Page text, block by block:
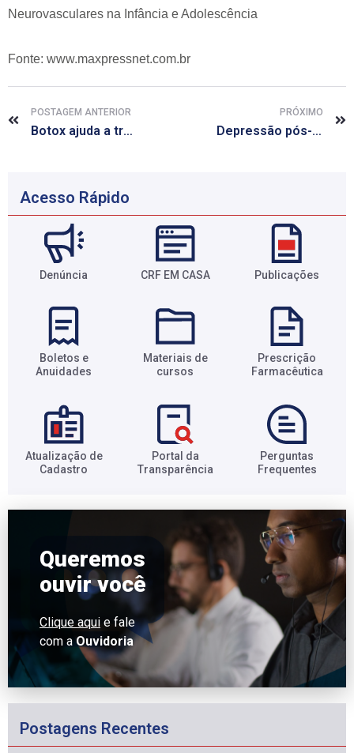
Neurovasculares na Infância e Adolescência
Fonte: www.maxpressnet.com.br
POSTAGEM ANTERIOR
Botox ajuda a tratar paralisia, rigidez muscular e até enxaqueca
PRÓXIMO
Depressão pós-AVC é tratada com eletricidade em pesquisa da USP
Acesso Rápido
Denúncia CRF EM CASA Publicações
Boletos e
Anuidades​
Materiais de
cursos​
Prescrição
Farmacêutica​
Atualização de
Cadastro​
Portal da
Transparência​
Perguntas
Frequentes​
Queremos
ouvir você
Clique aqui e fale
com aOuvidoria
Postagens Recentes